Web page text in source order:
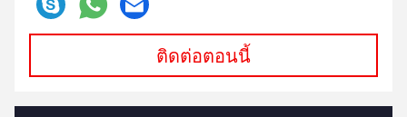
ติดต่อตอนนี้